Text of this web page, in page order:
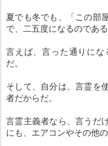
夏でも冬でも、「この部
で、二五度になるのである
言えば、言った通りに
だ。
そして、自分は、言霊を
者だからだ。
言霊主義者なら、言うだ
にも、エアコンやその他